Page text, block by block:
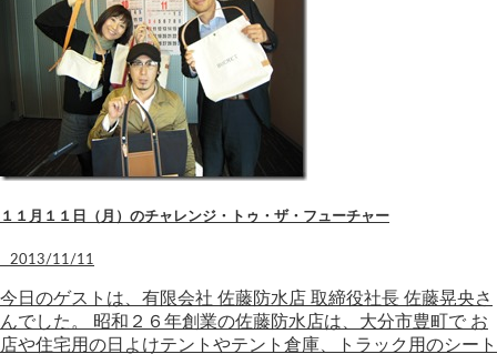
１１月１１日（月）のチャレンジ・トゥ・ザ・フューチャー
2013/11/11
今日のゲストは、有限会社 佐藤防水店 取締役社長 佐藤晃央さ
んでした。 昭和２６年創業の佐藤防水店は、大分市豊町で お
店や住宅用の日よけテントやテント倉庫、トラック用のシート